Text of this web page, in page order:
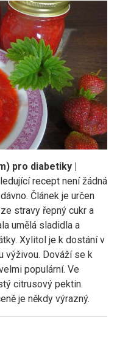
pro diabetiky |
recept není žádná
Článek je určen
stravy řepný cukr a
umělá sladidla a
Xylitol je k dostání v
výživou. Dováží se k
populární. Ve
citrusový pektin.
je někdy výrazný.